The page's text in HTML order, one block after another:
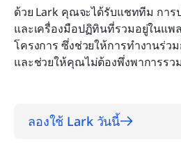
ด้วย Lark คุณจะได้รับแชททีม การ
และเครื่องมือปฏิทินที่รวมอยู่ในแพ
โครงการ ซึ่งช่วยให้การทำงานร่ว
และช่วยให้คุณไม่ต้องพึ่งพาการร
ลองใช้ Lark วันนี้